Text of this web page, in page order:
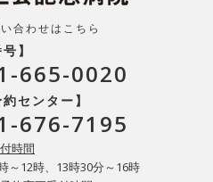
合わせはこちら
】
665-0020
センター】
676-7195
時間
～12時、13時30分～16時